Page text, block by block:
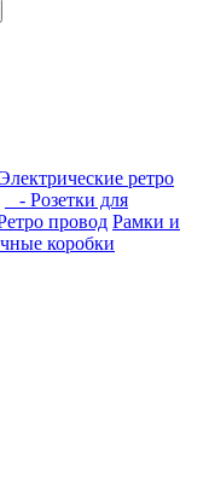
ретро
- Розетки для
провод Рамки и
коробки